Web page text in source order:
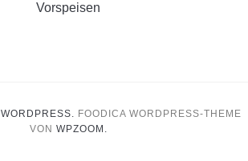
Vorspeisen
WORDPRESS. FOODICA WORDPRESS-THEME
VON WPZOOM.